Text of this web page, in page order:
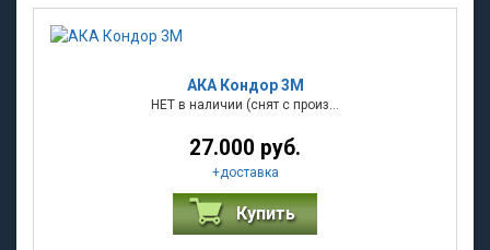
АКА Кондор 3М
НЕТ в наличии (снят с произ...
27.000 руб.
+доставка
Купить